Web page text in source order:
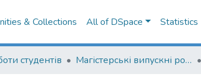
& Collections All of DSpace Statistics
студентів Магістерські випускні роботи